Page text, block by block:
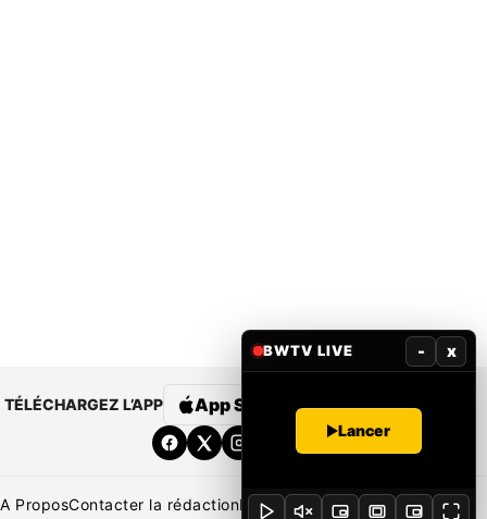
TÉLÉCHARGEZ L’APP App Store Google Play
A ProposContacter la rédactionRédaction Mentions légales
BWTV LIVE - x
Lancer